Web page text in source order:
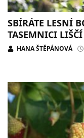
SBÍRÁTE LESNÍ
TASEMNICI LIŠČÍ
HANA ŠTĚPÁNOVÁ